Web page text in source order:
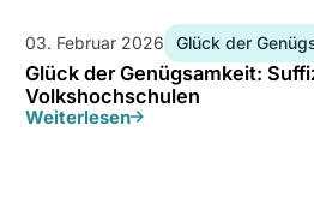
03. Februar 2026 Glück der
Glück der Genügsamkeit:
Volkshochschulen
Weiterlesen